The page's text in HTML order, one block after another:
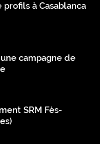
à Casablanca
campagne de
SRM Fès-